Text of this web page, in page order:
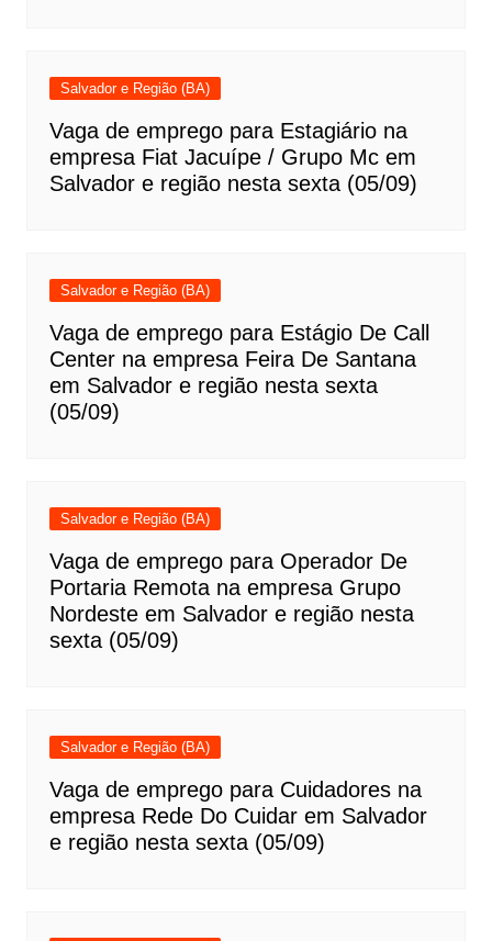
Salvador e Região (BA)
Vaga de emprego para Estagiário na
empresa Fiat Jacuípe / Grupo Mc em
Salvador e região nesta sexta (05/09)
Salvador e Região (BA)
Vaga de emprego para Estágio De Call
Center na empresa Feira De Santana
em Salvador e região nesta sexta
(05/09)
Salvador e Região (BA)
Vaga de emprego para Operador De
Portaria Remota na empresa Grupo
Nordeste em Salvador e região nesta
sexta (05/09)
Salvador e Região (BA)
Vaga de emprego para Cuidadores na
empresa Rede Do Cuidar em Salvador
e região nesta sexta (05/09)